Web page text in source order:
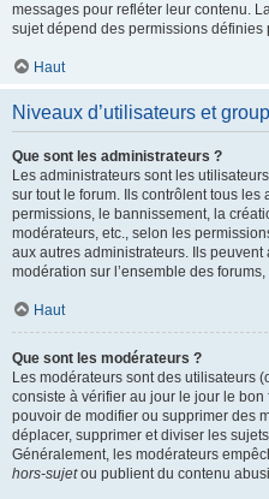
messages pour refléter leur contenu.
sujet dépend des permissions définies
Haut
Niveaux d’utilisateurs et
Que sont les administrateurs ?
Les administrateurs sont les
sur tout le forum. Ils contrôlent tous les
permissions, le bannissement, la
modérateurs, etc., selon les
aux autres administrateurs. Ils
modération sur l’ensemble des
Haut
Que sont les modérateurs ?
Les modérateurs sont des utilisateurs
consiste à vérifier au jour le jour le
pouvoir de modifier ou supprimer des
déplacer, supprimer et diviser les
Généralement, les modérateurs
hors-sujetou publient du contenu